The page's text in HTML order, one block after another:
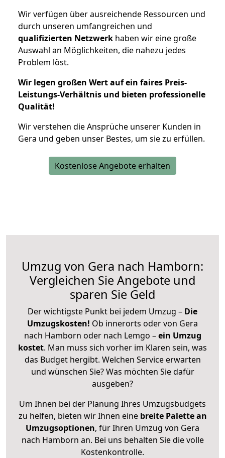
Wir verfügen über ausreichende Ressourcen und
durch unseren umfangreichen und
qualifizierten Netzwerk haben wir eine große
Auswahl an Möglichkeiten, die nahezu jedes
Problem löst.
Wir legen großen Wert auf ein faires Preis-
Leistungs-Verhältnis und bieten professionelle
Qualität!
Wir verstehen die Ansprüche unserer Kunden in
Gera und geben unser Bestes, um sie zu erfüllen.
Kostenlose Angebote erhalten
Umzug von Gera nach Hamborn:
Vergleichen Sie Angebote und
sparen Sie Geld
Der wichtigste Punkt bei jedem Umzug – Die
Umzugskosten! Ob innerorts oder von Gera
nach Hamborn oder nach Lemgo –ein Umzug
kostet. Man muss sich vorher im Klaren sein, was
das Budget hergibt. Welchen Service erwarten
und wünschen Sie? Was möchten Sie dafür
ausgeben?
Um Ihnen bei der Planung Ihres Umzugsbudgets
zu helfen, bieten wir Ihnen eine breite Palette an
Umzugsoptionen, für Ihren Umzug von Gera
nach Hamborn an. Bei uns behalten Sie die volle
Kostenkontrolle.